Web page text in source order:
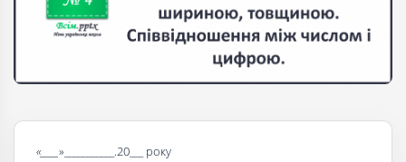
«____ »___________.20___ року